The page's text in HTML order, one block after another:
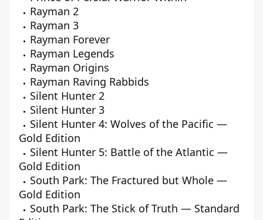
Rayman 2
Rayman 3
Rayman Forever
Rayman Legends
Rayman Origins
Rayman Raving Rabbids
Silent Hunter 2
Silent Hunter 3
Silent Hunter 4: Wolves of the Pacific —
Gold Edition
Silent Hunter 5: Battle of the Atlantic —
Gold Edition
South Park: The Fractured but Whole —
Gold Edition
South Park: The Stick of Truth — Standard